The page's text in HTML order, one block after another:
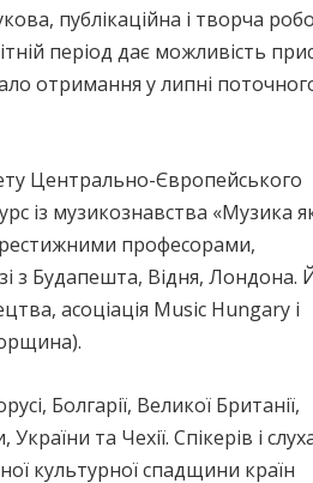
публікаційна і творча
період дає можливість
отримання у липні
Центрально-Європейського
із музикознавства «Музика
професорами,
з Будапешта, Відня, Лондона.
асоціація Music Hungary і
Болгарії, Великої Британії,
та Чехії. Спікерів і
культурної спадщини країн